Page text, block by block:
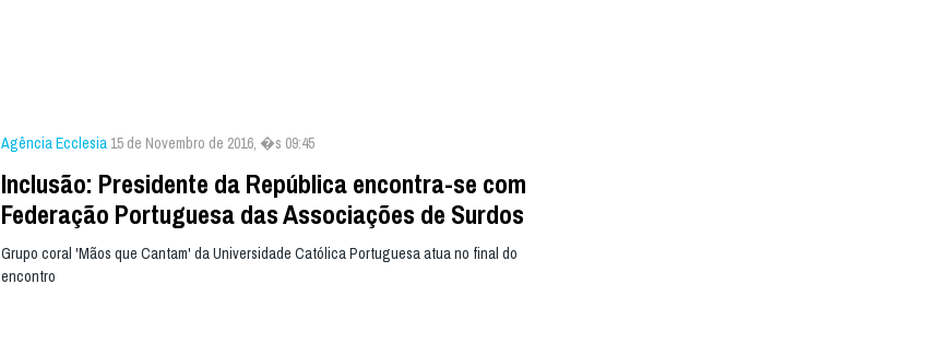
Agência Ecclesia 15 de Novembro de 2016, �s 09:45
Inclusão: Presidente da República encontra-se com
Federação Portuguesa das Associações de Surdos
Grupo coral 'Mãos que Cantam' da Universidade Católica Portuguesa atua no final do
encontro